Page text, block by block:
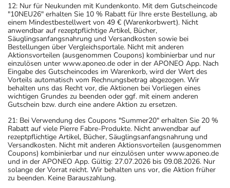
12: Nur für Neukunden mit Kundenkonto. Mit dem Gutscheincode
"10NEU26" erhalten Sie 10 % Rabatt für Ihre erste Bestellung, ab
einem Mindestbestellwert von 49 € (Warenkorbwert). Nicht
anwendbar auf rezeptpflichtige Artikel, Bücher,
Säuglingsanfangsnahrung und Versandkosten sowie bei
Bestellungen über Vergleichsportale. Nicht mit anderen
Aktionsvorteilen (ausgenommen Coupons) kombinierbar und nur
einzulösen unter www.aponeo.de oder in der APONEO App. Nach
Eingabe des Gutscheincodes im Warenkorb, wird der Wert des
Vorteils automatisch vom Rechnungsbetrag abgezogen. Wir
behalten uns das Recht vor, die Aktionen bei Vorliegen eines
wichtigen Grundes zu beenden oder ggf. mit einem anderen
Gutschein bzw. durch eine andere Aktion zu ersetzen.
21: Bei Verwendung des Coupons "Summer20" erhalten Sie 20 %
Rabatt auf viele Pierre Fabre-Produkte. Nicht anwendbar auf
rezeptpflichtige Artikel, Bücher, Säuglingsanfangsnahrung und
Versandkosten. Nicht mit anderen Aktionsvorteilen (ausgenommen
Coupons) kombinierbar und nur einzulösen unter www.aponeo.de
und in der APONEO App. Gültig: 27.07.2026 bis 09.08.2026. Nur
solange der Vorrat reicht. Wir behalten uns vor, die Aktion früher
zu beenden. Keine Barauszahlung.